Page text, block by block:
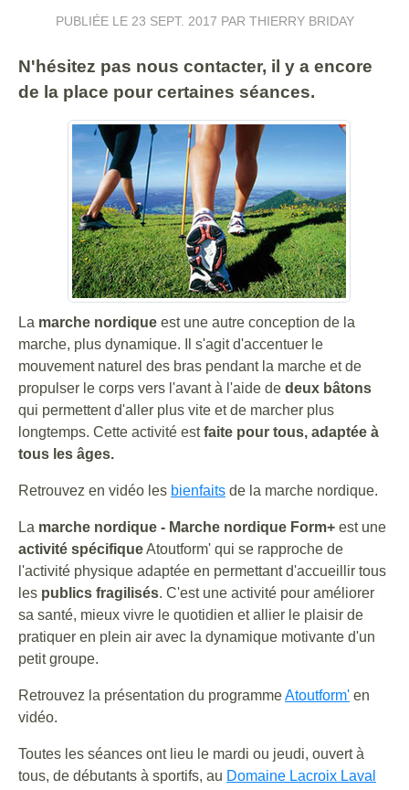
PUBLIÉE LE 23 SEPT. 2017 PAR THIERRY BRIDAY
N'hésitez pas nous contacter, il y a encore
de la place pour certaines séances.
La marche nordique est une autre conception de la
marche, plus dynamique. Il s'agit d'accentuer le
mouvement naturel des bras pendant la marche et de
propulser le corps vers l'avant à l'aide de deux bâtons
qui permettent d'aller plus vite et de marcher plus
longtemps. Cette activité estfaite pour tous, adaptée à
tous les âges.
Retrouvez en vidéo les bienfaits de la marche nordique.
La marche nordique - Marche nordique Form+ est une
activité spécifiqueAtoutform' qui se rapproche de
l'activité physique adaptée en permettant d'accueillir tous
les publics fragilisés. C'est une activité pour améliorer
sa santé, mieux vivre le quotidien et allier le plaisir de
pratiquer en plein air avec la dynamique motivante d'un
petit groupe.
Retrouvez la présentation du programmeAtoutform' en
vidéo.
Toutes les séances ont lieu le mardi ou jeudi, ouvert à
tous, de débutants à sportifs, au Domaine Lacroix Laval